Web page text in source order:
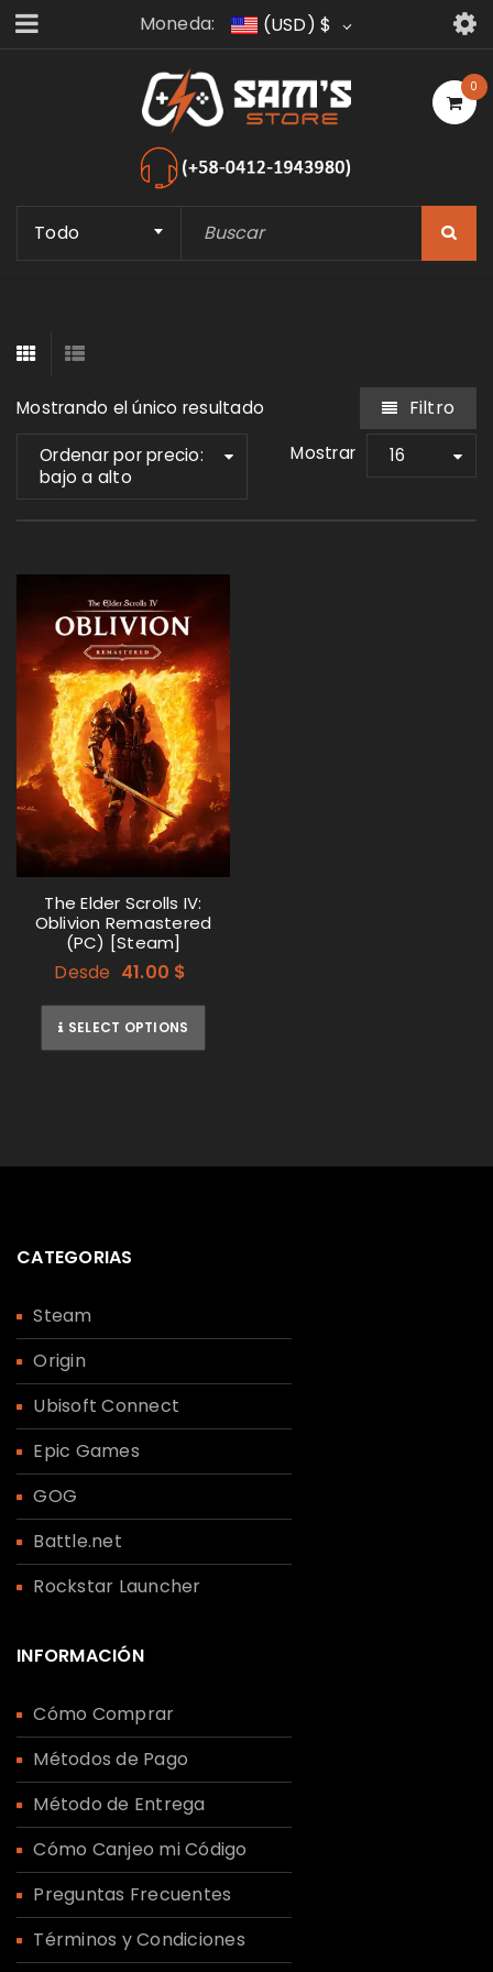
Moneda: (USD)$
0
Todo
Mostrando el único resultado Filtro
Ordenar por precio:
bajo a alto
Mostrar 16
The Elder Scrolls IV:
Oblivion Remastered
(PC) [Steam]
Desde 41.00 $
SELECT OPTIONS
CATEGORIAS
Steam
Origin
Ubisoft Connect
Epic Games
GOG
Battle.net
Rockstar Launcher
INFORMACIÓN
Cómo Comprar
Métodos de Pago
Método de Entrega
Cómo Canjeo mi Código
Preguntas Frecuentes
Términos y Condiciones